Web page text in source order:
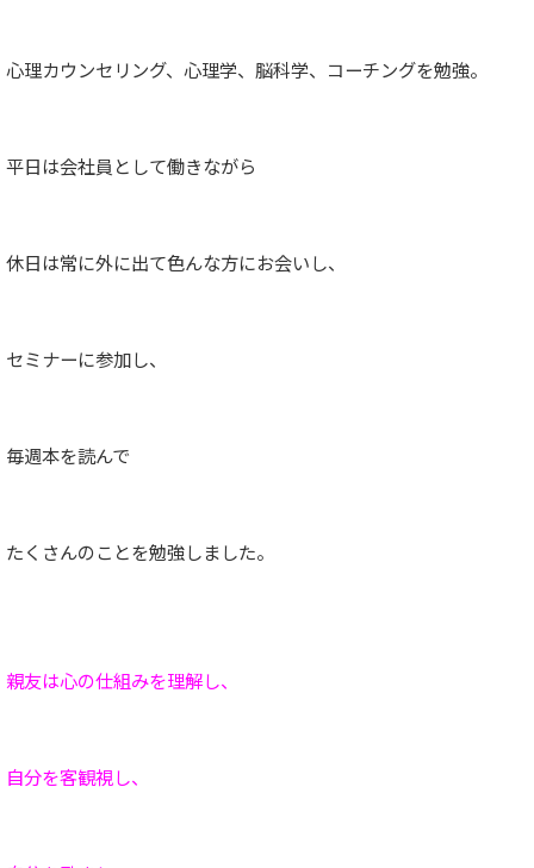
心理カウンセリング、心理学、脳科学、コーチングを勉強。
平日は会社員として働きながら
休日は常に外に出て色んな方にお会いし、
セミナーに参加し、
毎週本を読んで
たくさんのことを勉強しました。
親友は心の仕組みを理解し、
自分を客観視し、